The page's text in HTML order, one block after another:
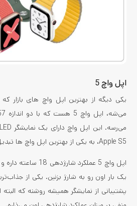
اپل واچ 5
یکی دیگه از بهترین اپل واچ های بازار
Apple S5، به یکی از بهترین اپل واچ ها تبدیل شده.
اپل واچ 5 عملکرد
یک بار اون رو به شارژ بزنین. یکی از
پشتیبانی از نمایشگر همیشه روشنه که